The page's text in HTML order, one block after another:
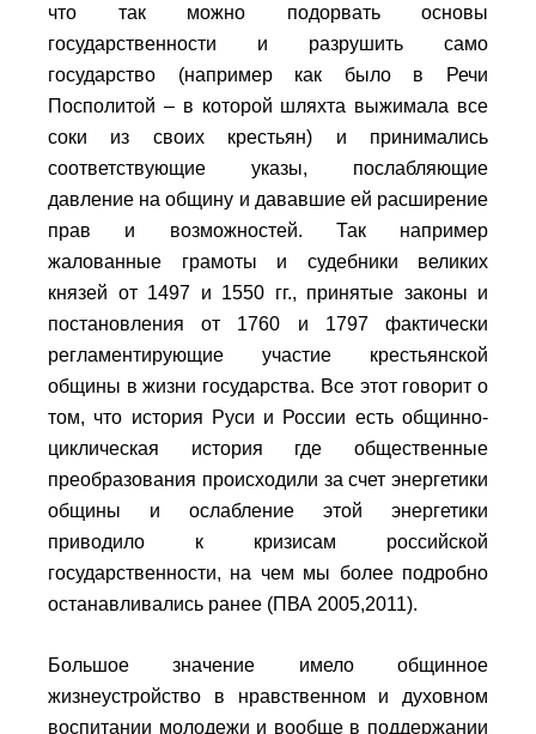
что так можно подорвать основы
государственности и разрушить само
государство (например как было в Речи
Посполитой – в которой шляхта выжимала все
соки из своих крестьян) и принимались
соответствующие указы, послабляющие
давление на общину и дававшие ей расширение
прав и возможностей. Так например
жалованные грамоты и судебники великих
князей от 1497 и 1550 гг., принятые законы и
постановления от 1760 и 1797 фактически
регламентирующие участие крестьянской
общины в жизни государства. Все этот говорит о
том, что история Руси и России есть общинно-
циклическая история где общественные
преобразования происходили за счет энергетики
общины и ослабление этой энергетики
приводило к кризисам российской
государственности, на чем мы более подробно
останавливались ранее (ПВА 2005,2011).
Большое значение имело общинное
жизнеустройство в нравственном и духовном
воспитании молодежи и вообще в поддержании